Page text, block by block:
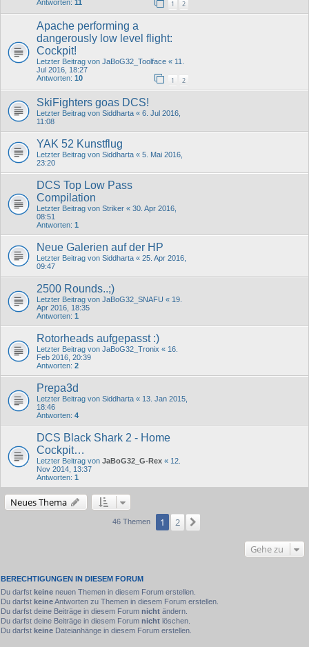
Antworten: 11 1 2
Apache performing a
dangerously low level flight:
Cockpit!
Letzter Beitrag von JaBoG32_Toolface « 11.
Jul 2016, 18:27
Antworten: 10 1 2
SkiFighters goas DCS!
Letzter Beitrag von Siddharta « 6. Jul 2016,
11:08
YAK 52 Kunstflug
Letzter Beitrag von Siddharta « 5. Mai 2016,
23:20
DCS Top Low Pass
Compilation
Letzter Beitrag von Striker « 30. Apr 2016,
08:51
Antworten: 1
Neue Galerien auf der HP
Letzter Beitrag von Siddharta « 25. Apr 2016,
09:47
2500 Rounds..;)
Letzter Beitrag von JaBoG32_SNAFU « 19.
Apr 2016, 18:35
Antworten: 1
Rotorheads aufgepasst :)
Letzter Beitrag von JaBoG32_Tronix « 16.
Feb 2016, 20:39
Antworten: 2
Prepa3d
Letzter Beitrag von Siddharta « 13. Jan 2015,
18:46
Antworten: 4
DCS Black Shark 2 - Home
Cockpit…
Letzter Beitrag von JaBoG32_G-Rex « 12.
Nov 2014, 13:37
Antworten: 1
Neues Thema
46 Themen 1 2
Gehe zu
BERECHTIGUNGEN IN DIESEM FORUM
Du darfst keine neuen Themen in diesem Forum erstellen.
Du darfst keineAntworten zu Themen in diesem Forum erstellen.
Du darfst deine Beiträge in diesem Forum nicht ändern.
Du darfst deine Beiträge in diesem Forum nicht löschen.
Du darfst keine Dateianhänge in diesem Forum erstellen.